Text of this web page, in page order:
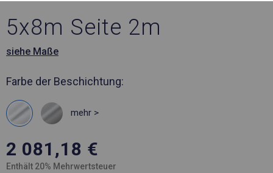
5x8m Seite 2m
siehe Maße
Farbe der Beschichtung:
mehr >
2 081,18 €
Enthält 20% Mehrwertsteuer